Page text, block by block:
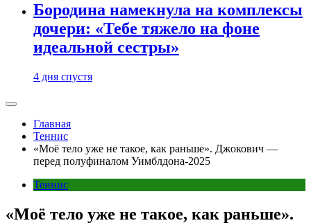
Бородина намекнула на комплексы
дочери: «Тебе тяжело на фоне
идеальной сестры»
4 дня спустя
Главная
Теннис
«Моё тело уже не такое, как раньше». Джокович —
перед полуфиналом Уимблдона-2025
Теннис
«Моё тело уже не такое, как раньше».